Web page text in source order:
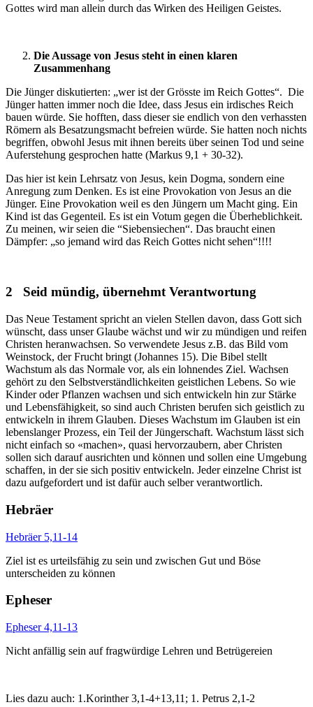
Gottes wird man allein durch das Wirken des Heiligen Geistes.
Die Aussage von Jesus steht in einen klaren
Zusammenhang
Die Jünger diskutierten: „wer ist der Grösste im Reich Gottes“. Die
Jünger hatten immer noch die Idee, dass Jesus ein irdisches Reich
bauen würde. Sie hofften, dass dieser sie endlich von den verhassten
Römern als Besatzungsmacht befreien würde. Sie hatten noch nichts
begriffen, obwohl Jesus mit ihnen bereits über seinen Tod und seine
Auferstehung gesprochen hatte (Markus 9,1 + 30-32).
Das hier ist kein Lehrsatz von Jesus, kein Dogma, sondern eine
Anregung zum Denken. Es ist eine Provokation von Jesus an die
Jünger. Eine Provokation weil es den Jüngern um Macht ging. Ein
Kind ist das Gegenteil. Es ist ein Votum gegen die Überheblichkeit.
Zu meinen, wir seien die “Siebensiechen“. Das braucht einen
Dämpfer: „so jemand wird das Reich Gottes nicht sehen“!!!!
2 Seid mündig, übernehmt Verantwortung
Das Neue Testament spricht an vielen Stellen davon, dass Gott sich
wünscht, dass unser Glaube wächst und wir zu mündigen und reifen
Christen heranwachsen. So verwendete Jesus z.B. das Bild vom
Weinstock, der Frucht bringt (Johannes 15). Die Bibel stellt
Wachstum als das Normale vor, als ein lohnendes Ziel. Wachsen
gehört zu den Selbstverständlichkeiten geistlichen Lebens. So wie
Kinder oder Pflanzen wachsen und sich entwickeln hin zur Stärke
und Lebensfähigkeit, so sind auch Christen berufen sich geistlich zu
entwickeln in ihrem Glauben. Dieses Wachstum im Glauben ist ein
lebenslanger Prozess, ein Teil der Jüngerschaft. Wachstum lässt sich
nicht einfach so «machen», quasi hervorzaubern, aber Christen
sollen sich darauf ausrichten und können und sollen eine Umgebung
schaffen, in der sie sich positiv entwickeln. Jeder einzelne Christ ist
dazu aufgefordert und ist dafür auch selber verantwortlich.
Hebräer
Hebräer 5,11-14
Ziel ist es urteilsfähig zu sein und zwischen Gut und Böse
unterscheiden zu können
Epheser
Epheser 4,11-13
Nicht anfällig sein auf fragwürdige Lehren und Betrügereien
Lies dazu auch: 1.Korinther 3,1-4+13,11; 1. Petrus 2,1-2